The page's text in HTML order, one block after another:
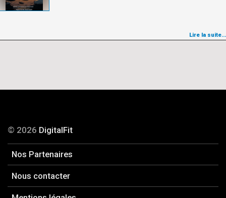
Lire la suite…
© 2026 DigitalFit
Nos Partenaires
Nous contacter